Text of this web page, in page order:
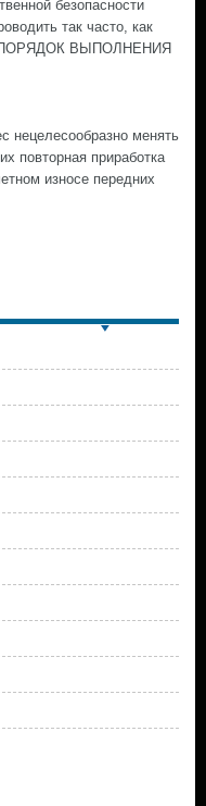
безопасности
так часто, как
ПОРЯДОК ВЫПОЛНЕНИЯ
менять
повторная приработка
износе передних